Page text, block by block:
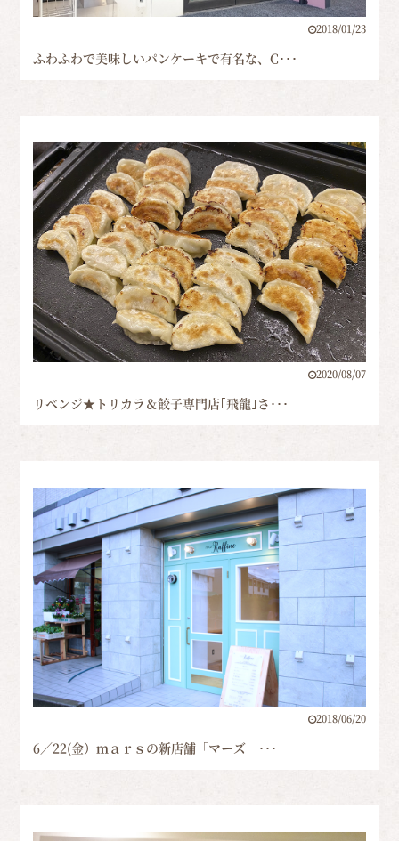
2018/01/23
ふわふわで美味しいパンケーキで有名な、C･･･
2020/08/07
リベンジ★トリカラ＆餃子専門店｢飛龍｣さ･･･
2018/06/20
6／22(金）ｍａｒｓの新店舗「マーズ ･･･